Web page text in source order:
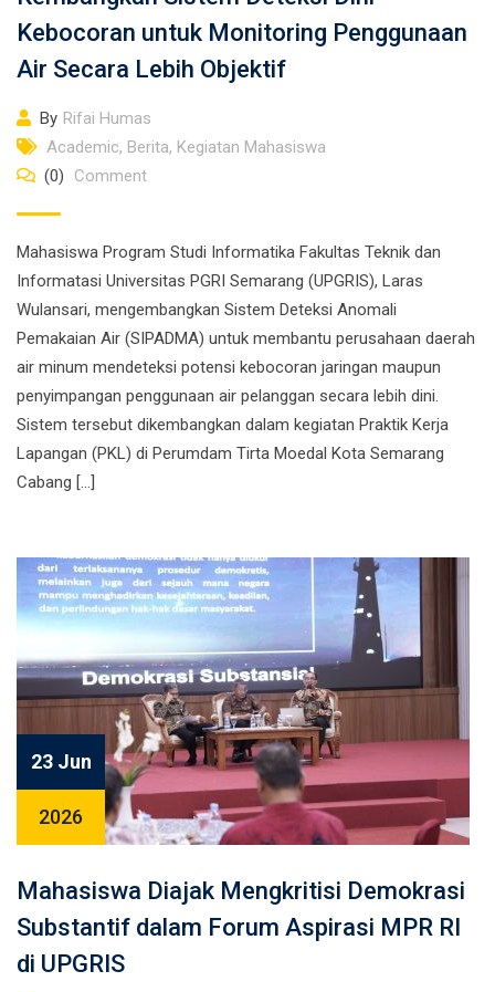
Kebocoran untuk Monitoring Penggunaan
Air Secara Lebih Objektif
By Rifai Humas
Academic, Berita, Kegiatan Mahasiswa
(0)
Comment
Mahasiswa Program Studi Informatika Fakultas Teknik dan
Informatasi Universitas PGRI Semarang (UPGRIS), Laras
Wulansari, mengembangkan Sistem Deteksi Anomali
Pemakaian Air (SIPADMA) untuk membantu perusahaan daerah
air minum mendeteksi potensi kebocoran jaringan maupun
penyimpangan penggunaan air pelanggan secara lebih dini.
Sistem tersebut dikembangkan dalam kegiatan Praktik Kerja
Lapangan (PKL) di Perumdam Tirta Moedal Kota Semarang
Cabang […]
23 Jun
2026
Mahasiswa Diajak Mengkritisi Demokrasi
Substantif dalam Forum Aspirasi MPR RI
di UPGRIS